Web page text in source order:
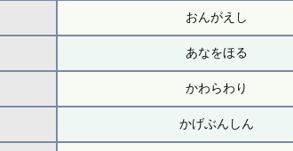
おんがえし
あなをほる
かわらわり
かげぶんしん